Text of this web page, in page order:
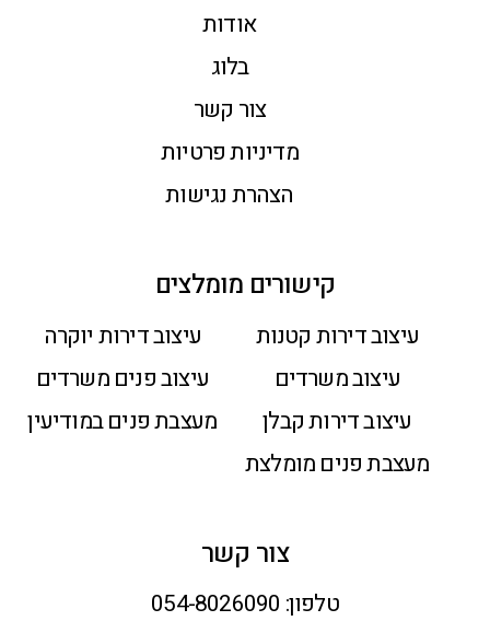
אודות
בלוג
צור קשר
מדיניות פרטיות
הצהרת נגישות
קישורים מומלצים
עיצוב דירות קטנות
עיצוב משרדים
עיצוב דירות קבלן
מעצבת פנים מומלצת
עיצוב דירות יוקרה
עיצוב פנים משרדים
מעצבת פנים במודיעין
צור קשר
טלפון: 054-8026090